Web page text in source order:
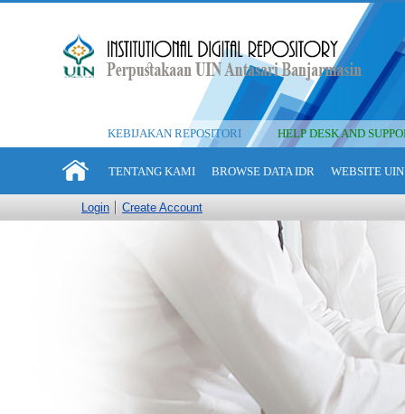
KEBIJAKAN REPOSITORI HELP DESK AND
TENTANG KAMI BROWSE DATA IDR WEBSITE
Login Create Account